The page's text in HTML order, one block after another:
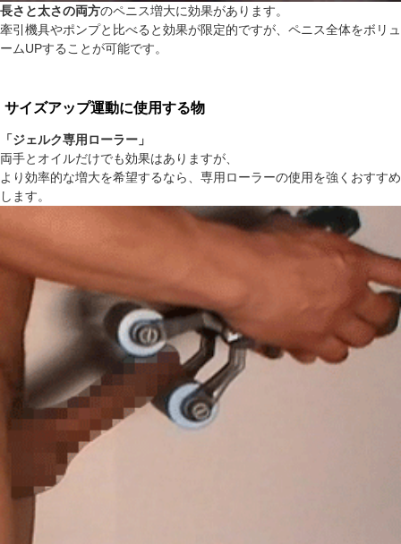
長さと太さの両方のペニス増大に効果があります。
牽引機具やポンプと比べると効果が限定的ですが、ペニス全体をボリュ
ームUPすることが可能です。
サイズアップ運動に使用する物
「ジェルク専用ローラー」
両手とオイルだけでも効果はありますが、
より効率的な増大を希望するなら、専用ローラーの使用を強くおすすめ
します。